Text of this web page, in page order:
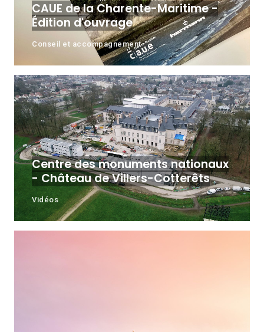
CAUE de la Charente-Maritime -
Édition d'ouvrage
Conseil et accompagnement
Centre des monuments nationaux
- Château de Villers-Cotterêts
Vidéos